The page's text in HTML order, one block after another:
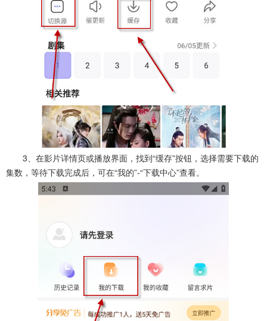
3、在影片详情页或播放界面，找到“缓存”按钮，选择需要下载的
集数，等待下载完成后，可在“我的”-“下载中心”查看。